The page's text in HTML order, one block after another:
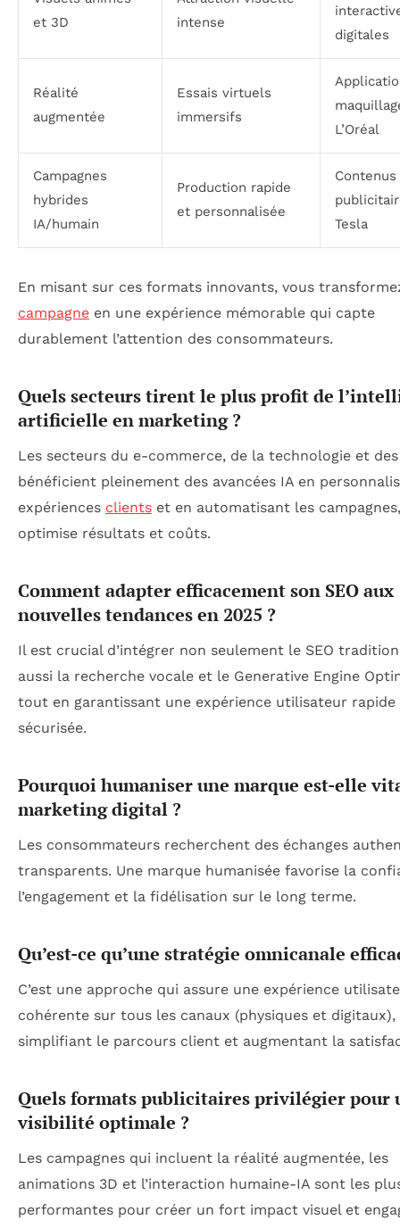
et 3D
intense
digitales
Réalité
augmentée
Essais virtuels
immersifs
L’Oréal
Campagnes
hybrides
IA/humain
Production rapide
et personnalisée
Contenus
Tesla
En misant sur ces formats innovants, vous
campagne en une expérience mémorable qui capte
durablement l’attention des consommateurs.
Quels secteurs tirent le plus profit de
artificielle en marketing ?
Les secteurs du e-commerce, de la technologie et
bénéficient pleinement des avancées IA en
expériences clients et en automatisant les
optimise résultats et coûts.
Comment adapter efficacement son SEO aux
nouvelles tendances en 2025 ?
Il est crucial d’intégrer non seulement le SEO
aussi la recherche vocale et le Generative Engine
tout en garantissant une expérience utilisateur rapide
sécurisée.
Pourquoi humaniser une marque est-elle
marketing digital ?
Les consommateurs recherchent des échanges
transparents. Une marque humanisée favorise la
l’engagement et la fidélisation sur le long terme.
Qu’est-ce qu’une stratégie omnicanale
C’est une approche qui assure une expérience
cohérente sur tous les canaux (physiques et digitaux),
simplifiant le parcours client et augmentant la
Quels formats publicitaires privilégier pour
visibilité optimale ?
Les campagnes qui incluent la réalité augmentée, les
animations 3D et l’interaction humaine-IA sont les
performantes pour créer un fort impact visuel et